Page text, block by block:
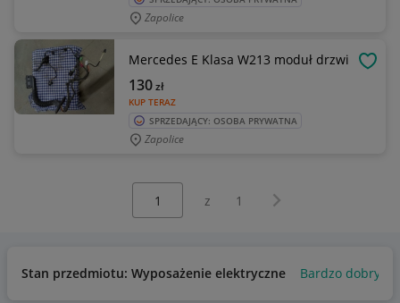
Zapolice
Mercedes E Klasa W213 moduł drzwi
KUP TERAZ
130zł
SPRZEDAJĄCY: OSOBA PRYWATNA
Zapolice
z 1 Następna strona
Stan przedmiotu: Wyposażenie elektryczne Bardzo dobry